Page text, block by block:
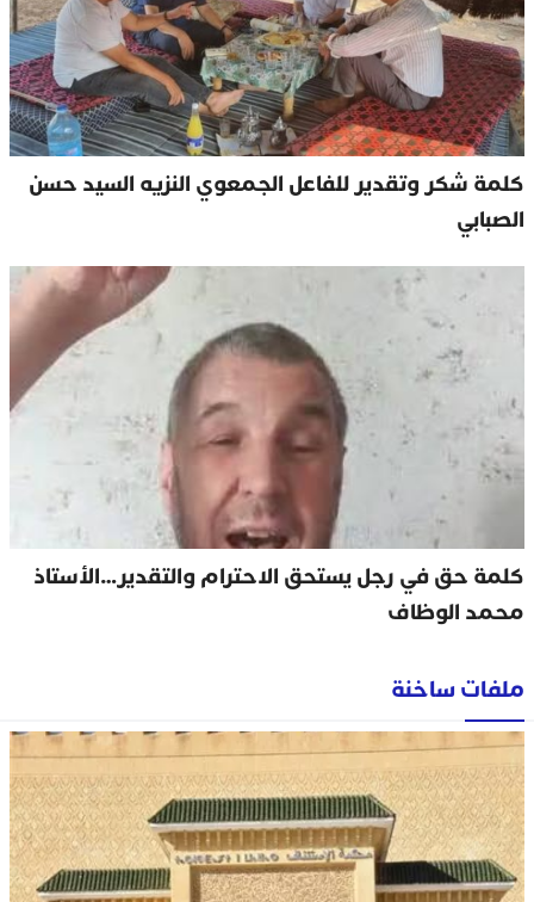
كلمة شكر وتقدير للفاعل الجمعوي النزيه السيد حسن
الصبابي
كلمة حق في رجل يستحق الاحترام والتقدير…الأستاذ
محمد الوظاف
ملفات ساخنة